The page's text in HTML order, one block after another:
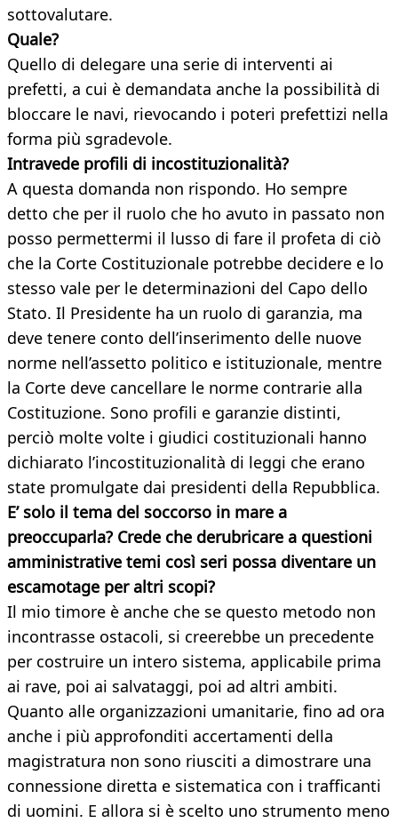
sottovalutare.
Quale?
Quello di delegare una serie di interventi ai
prefetti, a cui è demandata anche la possibilità di
bloccare le navi, rievocando i poteri prefettizi nella
forma più sgradevole.
Intravede profili di incostituzionalità?
A questa domanda non rispondo. Ho sempre
detto che per il ruolo che ho avuto in passato non
posso permettermi il lusso di fare il profeta di ciò
che la Corte Costituzionale potrebbe decidere e lo
stesso vale per le determinazioni del Capo dello
Stato. Il Presidente ha un ruolo di garanzia, ma
deve tenere conto dell’inserimento delle nuove
norme nell’assetto politico e istituzionale, mentre
la Corte deve cancellare le norme contrarie alla
Costituzione. Sono profili e garanzie distinti,
perciò molte volte i giudici costituzionali hanno
dichiarato l’incostituzionalità di leggi che erano
state promulgate dai presidenti della Repubblica.
E’ solo il tema del soccorso in mare a
preoccuparla? Crede che derubricare a questioni
amministrative temi così seri possa diventare un
escamotage per altri scopi?
Il mio timore è anche che se questo metodo non
incontrasse ostacoli, si creerebbe un precedente
per costruire un intero sistema, applicabile prima
ai rave, poi ai salvataggi, poi ad altri ambiti.
Quanto alle organizzazioni umanitarie, fino ad ora
anche i più approfonditi accertamenti della
magistratura non sono riusciti a dimostrare una
connessione diretta e sistematica con i trafficanti
di uomini. E allora si è scelto uno strumento meno